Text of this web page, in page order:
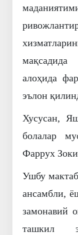
алоҳида
эълон
Хусусан,
болалар
Фаррух
Ушбу
ансамбли,
замонавий
ташкил